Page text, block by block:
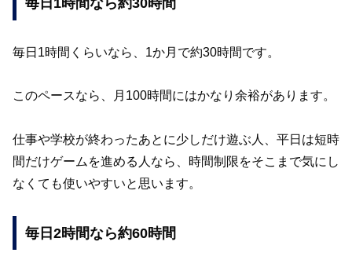
毎日1時間くらいなら、1か月で約30時間です。
このペースなら、月100時間にはかなり余裕があります。
仕事や学校が終わったあとに少しだけ遊ぶ人、平日は短時
間だけゲームを進める人なら、時間制限をそこまで気にし
なくても使いやすいと思います。
毎日2時間なら約60時間